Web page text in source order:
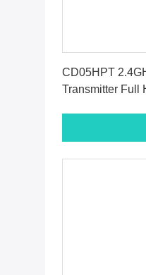
CD05HPT
Transmitter Full